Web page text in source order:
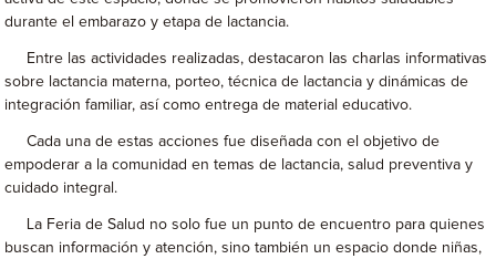
durante el embarazo y etapa de lactancia.
Entre las actividades realizadas, destacaron las charlas informativas
sobre lactancia materna, porteo, técnica de lactancia y dinámicas de
integración familiar, así como entrega de material educativo.
Cada una de estas acciones fue diseñada con el objetivo de
empoderar a la comunidad en temas de lactancia, salud preventiva y
cuidado integral.
La Feria de Salud no solo fue un punto de encuentro para quienes
buscan información y atención, sino también un espacio donde niñas,